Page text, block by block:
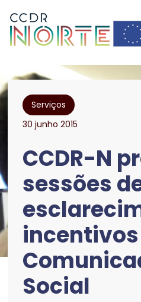
Comissão
Serviços
30 junho 2015
CCDR-N
sessões
Social